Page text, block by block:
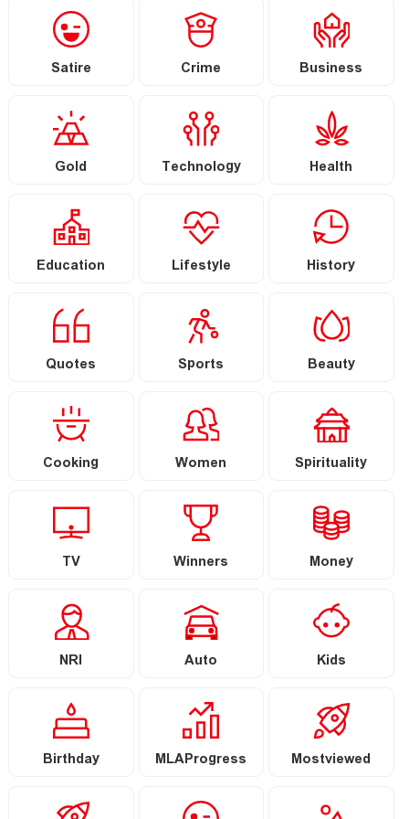
Satire Crime Business
Gold Technology Health
Education Lifestyle History
Quotes Sports Beauty
Cooking Women Spirituality
TV Winners Money
NRI Auto Kids
Birthday MLAProgress Mostviewed